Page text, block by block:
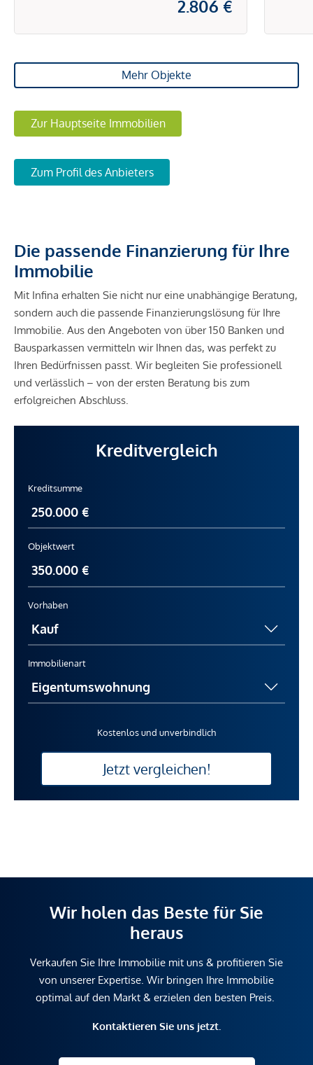
2.806 €
Mehr Objekte
Zur Hauptseite Immobilien
Zum Profil des Anbieters
Die passende Finanzierung für Ihre
Immobilie
Mit Infina erhalten Sie nicht nur eine unabhängige Beratung,
sondern auch die passende Finanzierungslösung für Ihre
Immobilie. Aus den Angeboten von über 150 Banken und
Bausparkassen vermitteln wir Ihnen das, was perfekt zu
Ihren Bedürfnissen passt. Wir begleiten Sie professionell
und verlässlich – von der ersten Beratung bis zum
erfolgreichen Abschluss.
Kreditvergleich
Kreditsumme
Objektwert
Vorhaben
Immobilienart
Kostenlos und unverbindlich
Jetzt vergleichen!
Wir holen das Beste für Sie
heraus
Verkaufen Sie Ihre Immobilie mit uns & profitieren Sie
von unserer Expertise. Wir bringen Ihre Immobilie
optimal auf den Markt & erzielen den besten Preis.
Kontaktieren Sie uns jetzt.